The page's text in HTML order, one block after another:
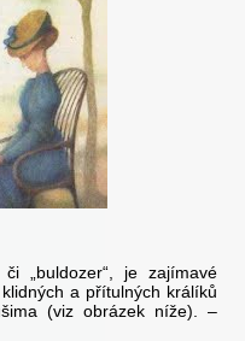
či „buldozer“, je zajímavé
a přítulných králíků
(viz obrázek níže). –